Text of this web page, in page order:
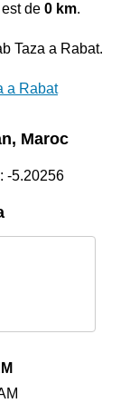
de 0 km.
Taza a Rabat.
a Rabat
Maroc
-5.20256